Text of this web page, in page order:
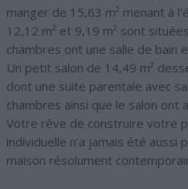
manger de 15,63 m² menant à
12,12 m² et 9,19 m² sont
chambres ont une salle de bain
Un petit salon de 14,49 m²
dont une suite parentale avec
chambres ainsi que le salon ont
Votre rêve de construire votre
individuelle n’a jamais été aussi
maison résolument